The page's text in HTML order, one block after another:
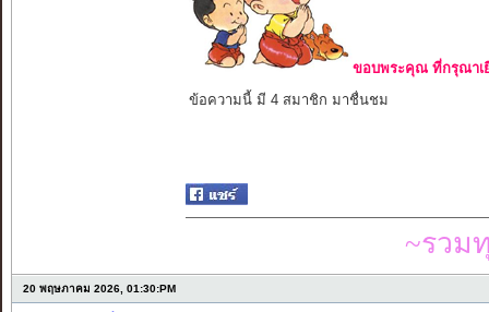
ขอบพระคุณ ที่กรุณาเ
ข้อความนี้ มี 4 สมาชิก มาชื่นชม
~รวม
20 พฤษภาคม 2026, 01:30:PM